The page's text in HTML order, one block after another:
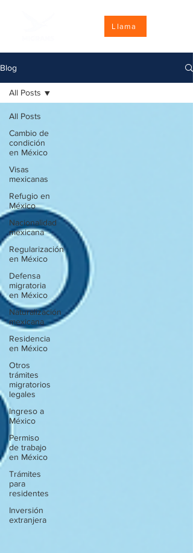
Llama
Blog
All Posts
Cambio de
condición
en México
Visas
mexicanas
Refugio en
México
Nacionalidad
mexicana
Regularización
en México
Defensa
migratoria
en México
Naturalización
mexicana
Residencia
en México
Otros
trámites
migratorios
legales
Ingreso a
México
Permiso
de trabajo
en México
Trámites
para
residentes
Inversión
extranjera
All Posts